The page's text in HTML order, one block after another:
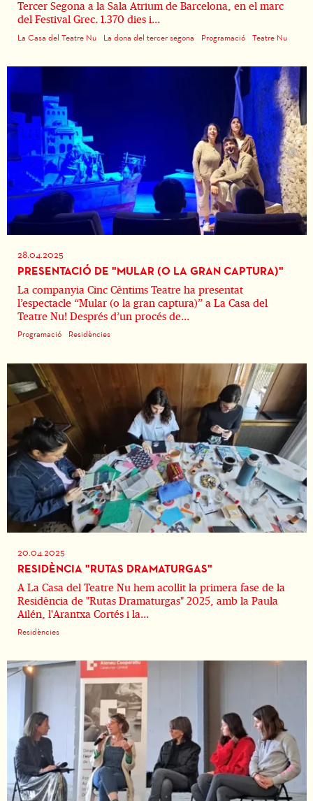
Tercer Segona a la Sala Atrium de Barcelona, en el marc
del Festival Grec. 1.370 dies i...
La Casa del Teatre Nu La dona del tercer segona Programació Teatre Nu
28.04.2025
PRESENTACIÓ DE "MULAR (O LA GRAN CAPTURA)"
La companyia Cinc Cèntims Teatre ha presentat
l’espectacle “Mular (o la gran captura)” a La Casa del
Teatre Nu! Després d’un procés de...
Programació Residències
20.04.2025
RESIDÈNCIA "RUTAS DRAMATURGAS"
A La Casa del Teatre Nu hem acollit la primera fase de la
Residència de "Rutas Dramaturgas" 2025, amb la Paula
Ailén, l'Arantxa Cortés i la...
Residències